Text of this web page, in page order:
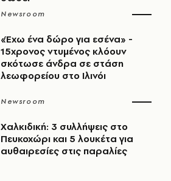
Newsroom
«Έχω ένα δώρο για εσένα» -
15χρονος ντυμένος κλόουν
σκότωσε άνδρα σε στάση
λεωφορείου στο Ιλινόι
Newsroom
Χαλκιδική: 3 συλλήψεις στο
Πευκοχώρι και 5 λουκέτα για
αυθαιρεσίες στις παραλίες